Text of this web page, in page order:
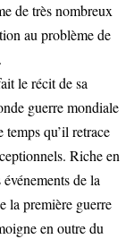
de très nombreux
au problème de
le récit de sa
guerre mondiale
qu’il retrace
Riche en
de la
la première guerre
en outre du